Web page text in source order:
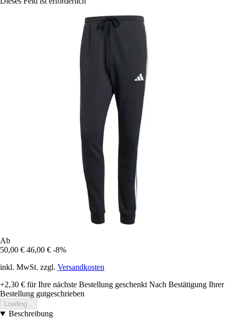
Ab
50,00 € 46,00 € -8%
inkl. MwSt. zzgl. Versandkosten
+2,30 € für Ihre nächste Bestellung geschenkt Nach Bestätigung Ihrer
Bestellung gutgeschrieben
Loading...
Beschreibung